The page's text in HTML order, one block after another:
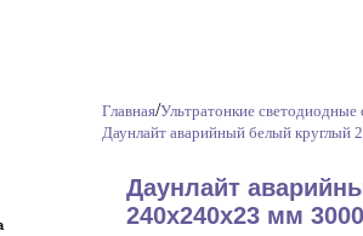
Главная/Ультратонкие
Даунлайт аварийный белый
Даунлайт
240x240x23 мм